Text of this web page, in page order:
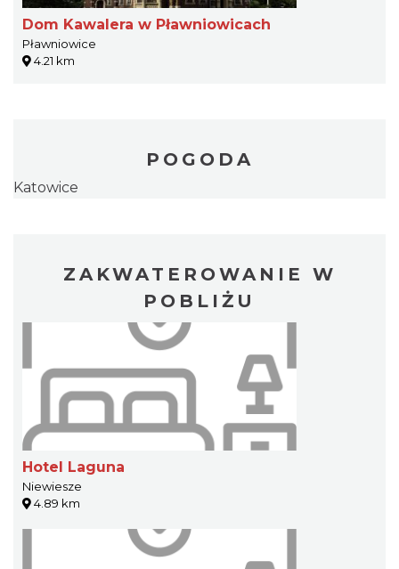
Dom Kawalera w Pławniowicach
Pławniowice
4.21 km
POGODA
Katowice
ZAKWATEROWANIE W
POBLIŻU
Hotel Laguna
Niewiesze
4.89 km